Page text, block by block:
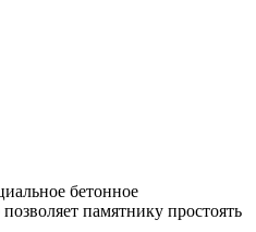
бетонное
памятнику простоять